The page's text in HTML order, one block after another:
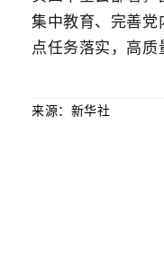
集中教育、完善
点任务落实，高
来源：新华社